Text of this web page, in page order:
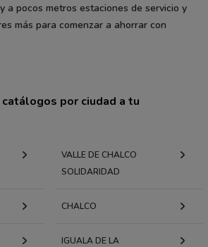
y a pocos metros estaciones de servicio y
más para comenzar a ahorrar con
por ciudad a tu
VALLE DE CHALCO
SOLIDARIDAD
CHALCO
IGUALA DE LA